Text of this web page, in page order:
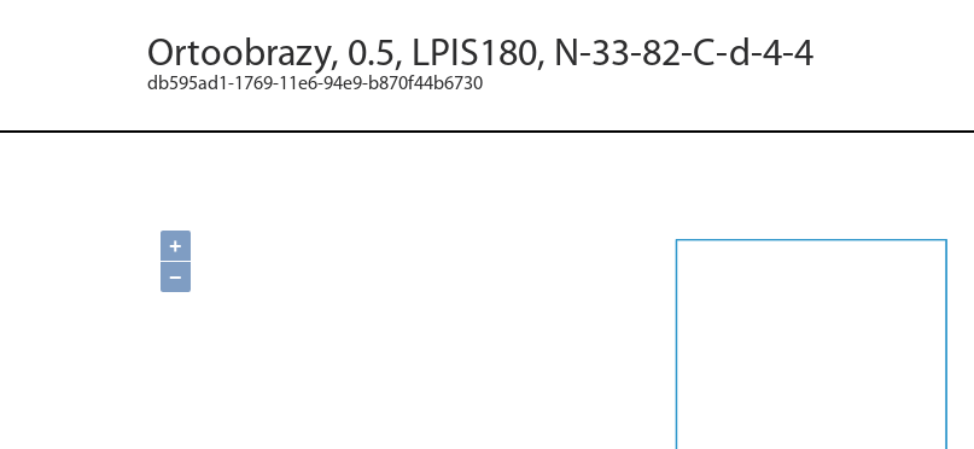
Ortoobrazy, 0.5, LPIS180, N-33-82-C-d-4-4
db595ad1-1769-11e6-94e9-b870f44b6730
+
−